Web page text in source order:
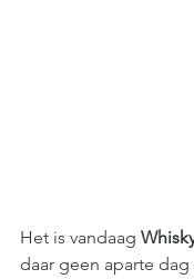
Het is vandaag
daar geen aparte